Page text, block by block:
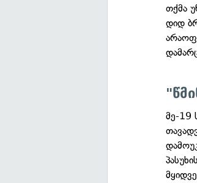
თქმა
დიდ
მე-19